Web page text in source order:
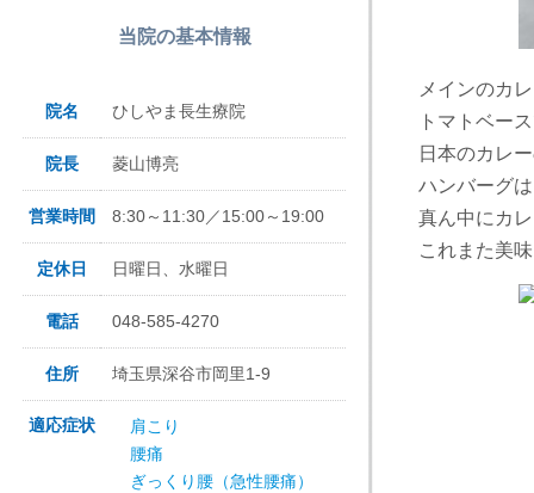
メインのカ
トマトベー
日本のカレ
ハンバーグ
真ん中にカ
これまた美
当院の基本情報
院名 ひしやま長生療院
院長 菱山博亮
営業時間 8:30～11:30／15:00～19:00
定休日 日曜日、水曜日
電話 048-585-4270
住所 埼玉県深谷市岡里1-9
適応症状
肩こり
腰痛
ぎっくり腰（急性腰痛）